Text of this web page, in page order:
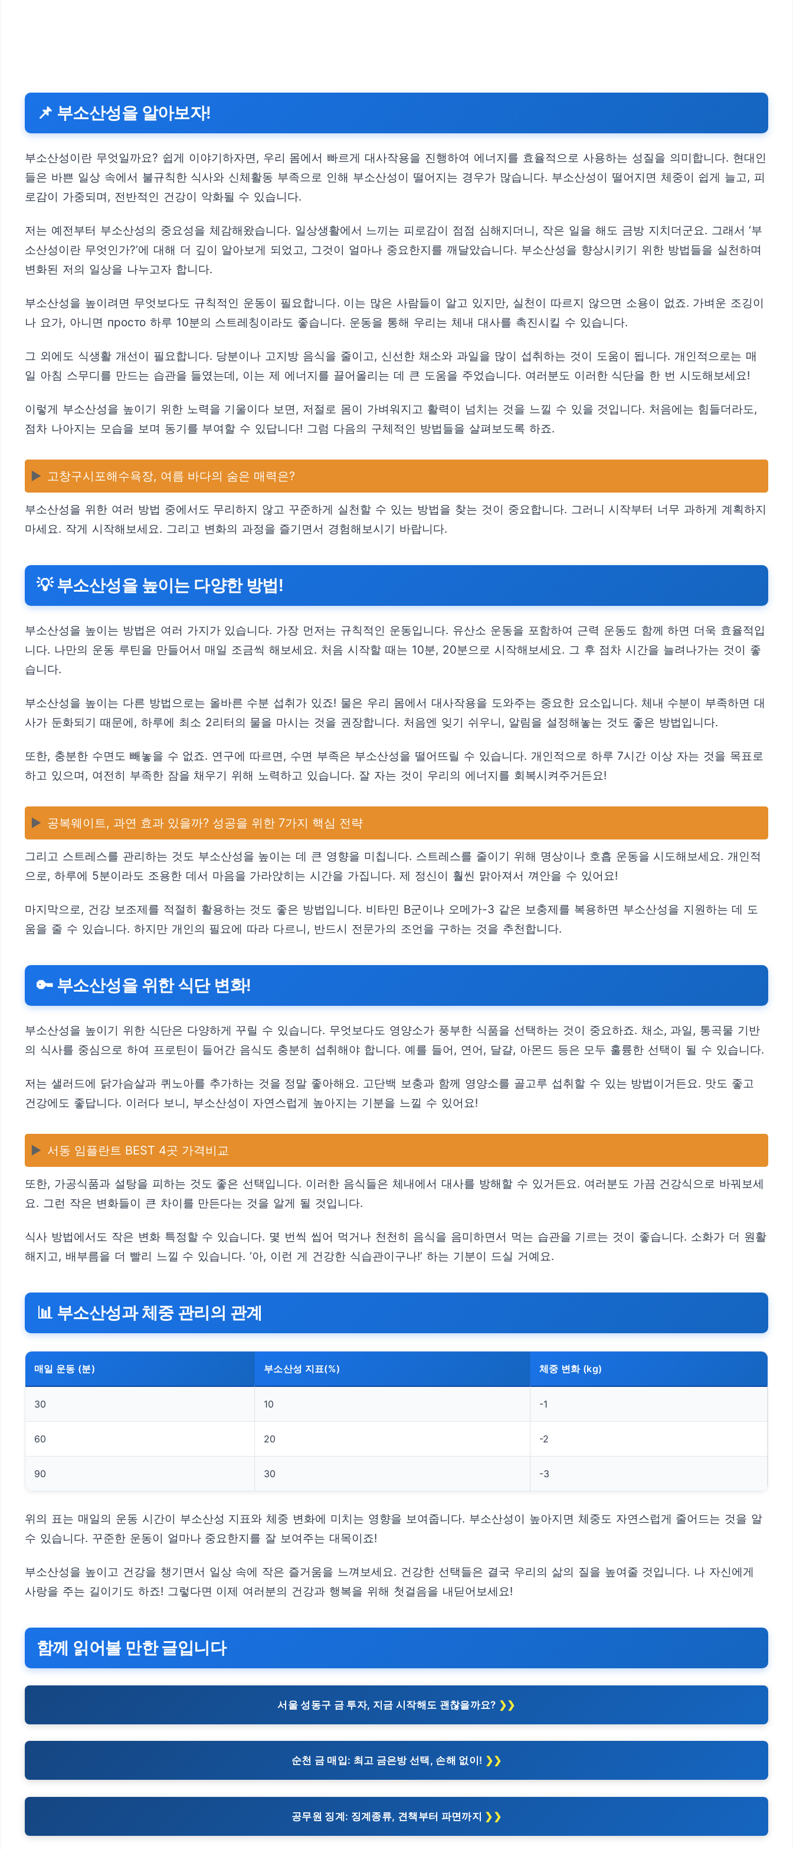
📌 부소산성을 알아보자!
부소산성이란 무엇일까요? 쉽게 이야기하자면, 우리 몸에서 빠르게 대사작용을 진행하여 에너지를 효율적으로 사용하는 성질을 의미합니다. 현대인
들은 바쁜 일상 속에서 불규칙한 식사와 신체활동 부족으로 인해 부소산성이 떨어지는 경우가 많습니다. 부소산성이 떨어지면 체중이 쉽게 늘고, 피
로감이 가중되며, 전반적인 건강이 악화될 수 있습니다.
저는 예전부터 부소산성의 중요성을 체감해왔습니다. 일상생활에서 느끼는 피로감이 점점 심해지더니, 작은 일을 해도 금방 지치더군요. 그래서 ‘부
소산성이란 무엇인가?’에 대해 더 깊이 알아보게 되었고, 그것이 얼마나 중요한지를 깨달았습니다. 부소산성을 향상시키기 위한 방법들을 실천하며
변화된 저의 일상을 나누고자 합니다.
부소산성을 높이려면 무엇보다도 규칙적인 운동이 필요합니다. 이는 많은 사람들이 알고 있지만, 실천이 따르지 않으면 소용이 없죠. 가벼운 조깅이
나 요가, 아니면 просто 하루 10분의 스트레칭이라도 좋습니다. 운동을 통해 우리는 체내 대사를 촉진시킬 수 있습니다.
그 외에도 식생활 개선이 필요합니다. 당분이나 고지방 음식을 줄이고, 신선한 채소와 과일을 많이 섭취하는 것이 도움이 됩니다. 개인적으로는 매
일 아침 스무디를 만드는 습관을 들였는데, 이는 제 에너지를 끌어올리는 데 큰 도움을 주었습니다. 여러분도 이러한 식단을 한 번 시도해보세요!
이렇게 부소산성을 높이기 위한 노력을 기울이다 보면, 저절로 몸이 가벼워지고 활력이 넘치는 것을 느낄 수 있을 것입니다. 처음에는 힘들더라도,
점차 나아지는 모습을 보며 동기를 부여할 수 있답니다! 그럼 다음의 구체적인 방법들을 살펴보도록 하죠.
▶️ 고창구시포해수욕장, 여름 바다의 숨은 매력은?
부소산성을 위한 여러 방법 중에서도 무리하지 않고 꾸준하게 실천할 수 있는 방법을 찾는 것이 중요합니다. 그러니 시작부터 너무 과하게 계획하지
마세요. 작게 시작해보세요. 그리고 변화의 과정을 즐기면서 경험해보시기 바랍니다.
💡 부소산성을 높이는 다양한 방법!
부소산성을 높이는 방법은 여러 가지가 있습니다. 가장 먼저는 규칙적인 운동입니다. 유산소 운동을 포함하여 근력 운동도 함께 하면 더욱 효율적입
니다. 나만의 운동 루틴을 만들어서 매일 조금씩 해보세요. 처음 시작할 때는 10분, 20분으로 시작해보세요. 그 후 점차 시간을 늘려나가는 것이 좋
습니다.
부소산성을 높이는 다른 방법으로는 올바른 수분 섭취가 있죠! 물은 우리 몸에서 대사작용을 도와주는 중요한 요소입니다. 체내 수분이 부족하면 대
사가 둔화되기 때문에, 하루에 최소 2리터의 물을 마시는 것을 권장합니다. 처음엔 잊기 쉬우니, 알림을 설정해놓는 것도 좋은 방법입니다.
또한, 충분한 수면도 빼놓을 수 없죠. 연구에 따르면, 수면 부족은 부소산성을 떨어뜨릴 수 있습니다. 개인적으로 하루 7시간 이상 자는 것을 목표로
하고 있으며, 여전히 부족한 잠을 채우기 위해 노력하고 있습니다. 잘 자는 것이 우리의 에너지를 회복시켜주거든요!
▶️ 공복웨이트, 과연 효과 있을까? 성공을 위한 7가지 핵심 전략
그리고 스트레스를 관리하는 것도 부소산성을 높이는 데 큰 영향을 미칩니다. 스트레스를 줄이기 위해 명상이나 호흡 운동을 시도해보세요. 개인적
으로, 하루에 5분이라도 조용한 데서 마음을 가라앉히는 시간을 가집니다. 제 정신이 훨씬 맑아져서 껴안을 수 있어요!
마지막으로, 건강 보조제를 적절히 활용하는 것도 좋은 방법입니다. 비타민 B군이나 오메가-3 같은 보충제를 복용하면 부소산성을 지원하는 데 도
움을 줄 수 있습니다. 하지만 개인의 필요에 따라 다르니, 반드시 전문가의 조언을 구하는 것을 추천합니다.
🔑 부소산성을 위한 식단 변화!
부소산성을 높이기 위한 식단은 다양하게 꾸릴 수 있습니다. 무엇보다도 영양소가 풍부한 식품을 선택하는 것이 중요하죠. 채소, 과일, 통곡물 기반
의 식사를 중심으로 하여 프로틴이 들어간 음식도 충분히 섭취해야 합니다. 예를 들어, 연어, 달걀, 아몬드 등은 모두 훌륭한 선택이 될 수 있습니다.
저는 샐러드에 닭가슴살과 퀴노아를 추가하는 것을 정말 좋아해요. 고단백 보충과 함께 영양소를 골고루 섭취할 수 있는 방법이거든요. 맛도 좋고
건강에도 좋답니다. 이러다 보니, 부소산성이 자연스럽게 높아지는 기분을 느낄 수 있어요!
▶️ 서동 임플란트 BEST 4곳 가격비교
또한, 가공식품과 설탕을 피하는 것도 좋은 선택입니다. 이러한 음식들은 체내에서 대사를 방해할 수 있거든요. 여러분도 가끔 건강식으로 바꿔보세
요. 그런 작은 변화들이 큰 차이를 만든다는 것을 알게 될 것입니다.
식사 방법에서도 작은 변화 특정할 수 있습니다. 몇 번씩 씹어 먹거나 천천히 음식을 음미하면서 먹는 습관을 기르는 것이 좋습니다. 소화가 더 원활
해지고, 배부름을 더 빨리 느낄 수 있습니다. ‘아, 이런 게 건강한 식습관이구나!’ 하는 기분이 드실 거예요.
📊 부소산성과 체중 관리의 관계
매일 운동 (분) 부소산성 지표(%) 체중 변화 (kg)
30 10 -1
60 20 -2
90 30 -3
위의 표는 매일의 운동 시간이 부소산성 지표와 체중 변화에 미치는 영향을 보여줍니다. 부소산성이 높아지면 체중도 자연스럽게 줄어드는 것을 알
수 있습니다. 꾸준한 운동이 얼마나 중요한지를 잘 보여주는 대목이죠!
부소산성을 높이고 건강을 챙기면서 일상 속에 작은 즐거움을 느껴보세요. 건강한 선택들은 결국 우리의 삶의 질을 높여줄 것입니다. 나 자신에게
사랑을 주는 길이기도 하죠! 그렇다면 이제 여러분의 건강과 행복을 위해 첫걸음을 내딛어보세요!
함께 읽어볼 만한 글입니다
서울 성동구 금 투자, 지금 시작해도 괜찮을까요?
순천 금 매입: 최고 금은방 선택, 손해 없이!
공무원 징계: 징계종류, 견책부터 파면까지